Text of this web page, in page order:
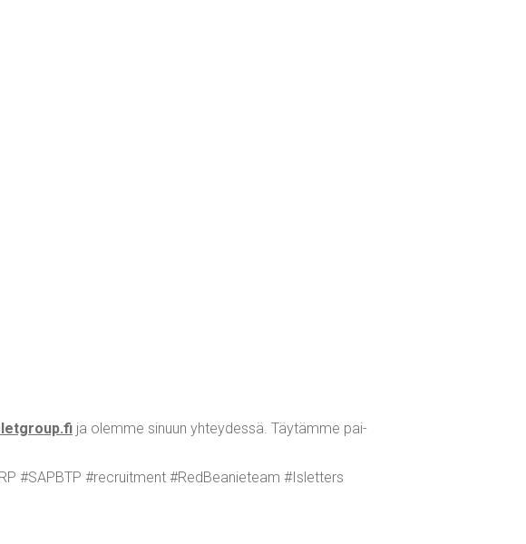
ja olem­me sinuun yhtey­des­sä. Täy­täm­me pai­
#SAPBTP #rec­ruit­ment #Red­Bea­nie­team #Islet­ters